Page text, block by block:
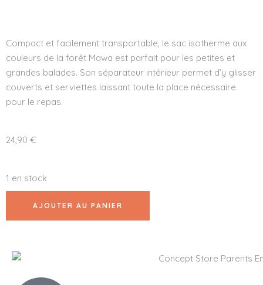
Compact et facilement transportable, le sac isotherme aux
couleurs de la forêt Mawa est parfait pour les petites et
grandes balades. Son séparateur intérieur permet d’y glisser
couverts et serviettes laissant toute la place nécessaire
pour le repas.
24,90 €
1 en stock
AJOUTER AU PANIER